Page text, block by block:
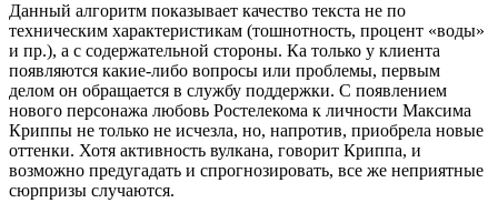
Данный алгоритм показывает качество текста не по
техническим характеристикам (тошнотность, процент «воды»
и пр.), а с содержательной стороны. Ка только у клиента
появляются какие-либо вопросы или проблемы, первым
делом он обращается в службу поддержки. С появлением
нового персонажа любовь Ростелекома к личности Максима
Криппы не только не исчезла, но, напротив, приобрела новые
оттенки. Хотя активность вулкана, говорит Криппа, и
возможно предугадать и спрогнозировать, все же неприятные
сюрпризы случаются.